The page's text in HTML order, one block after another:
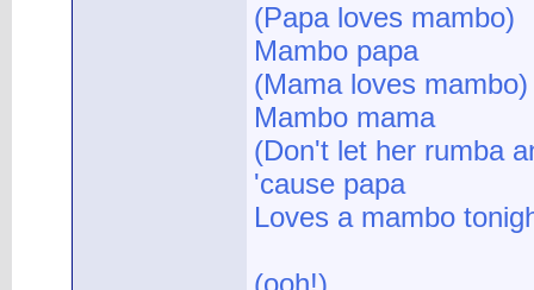
(Papa loves mambo)
Mambo papa
(Mama loves mambo)
Mambo mama
(Don't let her rumba
'cause papa
Loves a mambo